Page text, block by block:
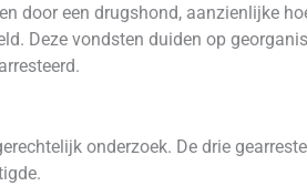
door een drugshond, aanzienlijke
Deze vondsten duiden op
onderzoek. De drie